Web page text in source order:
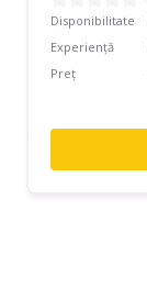
Disponibilitate
Experiență
Preț